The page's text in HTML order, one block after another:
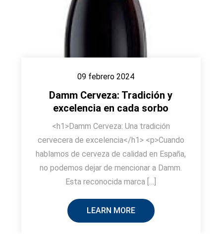
09 febrero 2024
Damm Cerveza: Tradición y
excelencia en cada sorbo
<h1>Damm Cerveza: Una tradición
cervecera de excelencia</h1> <p>Cuando
hablamos de cerveza de calidad en España,
no podemos dejar de mencionar a Damm.
Esta reconocida marca […]
LEARN MORE